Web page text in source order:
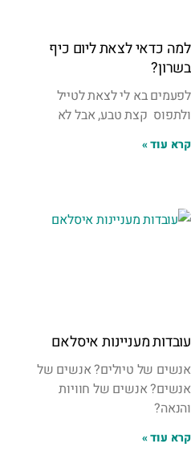
למה כדאי לצאת ליום כיף
בשרון?
לפעמים בא לי לצאת לטייל
ולתפוס קצת טבע, אבל לא
קרא עוד »
עובדות מעניינות איסלאם
אנשים של טיולים? אנשים של
אנשים? אנשים של חוויות
והנאה?
קרא עוד »